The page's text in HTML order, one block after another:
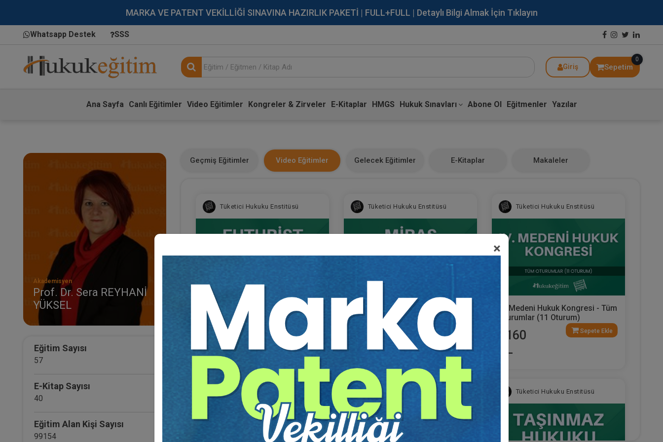
MARKA VE PATENT VEKİLLİĞİ SINAVINA HAZIRLIK PAKETİ | FULL+FULL | Detaylı Bilgi Almak İçin Tıklayın
Whatsapp Destek SSS
Giriş Sepetim
0
Ana Sayfa Canlı Eğitimler Video Eğitimler Kongreler & Zirveler E-Kitaplar HMGS Hukuk Sınavları Abone Ol Eğitmenler Yazılar
×
Akademisyen
Prof. Dr. Sera REYHANİ
YÜKSEL
Eğitim Sayısı
57
E-Kitap Sayısı
40
Eğitim Alan Kişi Sayısı
99154
Geçmiş Eğitimler Video Eğitimler Gelecek Eğitimler E-Kitaplar Makaleler
Tüketici Hukuku Enstitüsü
Fütürist Hukuk - IV. Medeni Hukuk
Kongresi - XI. Oturum
360
TL
Sepete Ekle
Tüketici Hukuku Enstitüsü
Miras Hukuku - 1 - IV. Medeni
Hukuk Kongresi - IX. Oturum
Sepete Ekle
Tüketici Hukuku Enstitüsü
IV. Medeni Hukuk Kongresi - Tüm
Oturumlar (11 Oturum)
2160
TL
Sepete Ekle
Tüketici Hukuku Enstitüsü Tüketici Hukuku Enstitüsü Tüketici Hukuku Enstitüsü